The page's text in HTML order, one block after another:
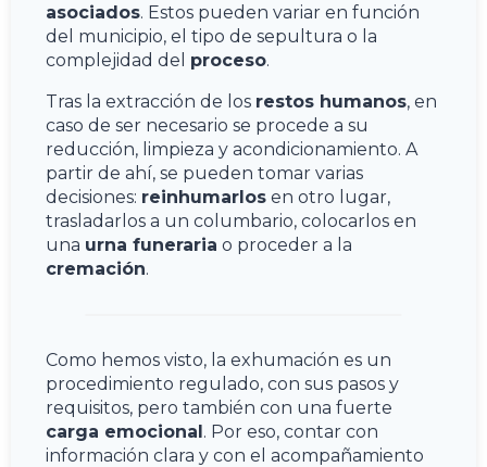
asociados. Estos pueden variar en función
del municipio, el tipo de sepultura o la
complejidad del proceso.
Tras la extracción de los restos humanos, en
caso de ser necesario se procede a su
reducción, limpieza y acondicionamiento. A
partir de ahí, se pueden tomar varias
decisiones: reinhumarlos en otro lugar,
trasladarlos a un columbario, colocarlos en
una urna funeraria o proceder a la
cremación.
Como hemos visto, la exhumación es un
procedimiento regulado, con sus pasos y
requisitos, pero también con una fuerte
carga emocional. Por eso, contar con
información clara y con el acompañamiento